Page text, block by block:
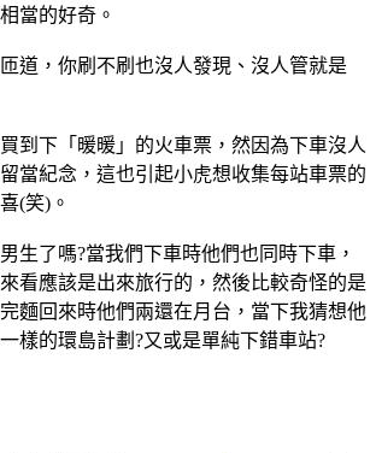
當的好奇。
道，你刷不刷也沒人發現、沒人管就是
到下「暖暖」的火車票，然因為下車沒人
當紀念，這也引起小虎想收集每站車票的
(笑)。
生了嗎?當我們下車時他們也同時下車，
看應該是出來旅行的，然後比較奇怪的是
麵回來時他們兩還在月台，當下我猜想他
樣的環島計劃?又或是單純下錯車站?